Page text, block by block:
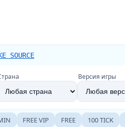
SOURCE
Версия игры
FREE VIP FREE 100 TICK